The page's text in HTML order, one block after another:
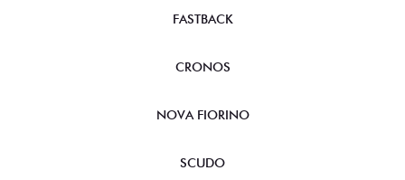
FASTBACK
CRONOS
NOVA FIORINO
SCUDO